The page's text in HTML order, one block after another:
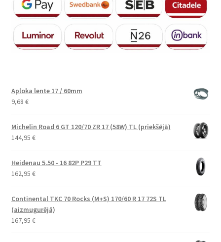
Aploka lente 17 / 60mm
9,68 €
Michelin Road 6 GT 120/70 ZR 17 (58W) TL (priekšējā)
144,95 €
Heidenau 5.50 - 16 82P P29 TT
162,95 €
Continental TKC 70 Rocks (M+S) 170/60 R 17 72S TL
(aizmugurējā)
167,95 €